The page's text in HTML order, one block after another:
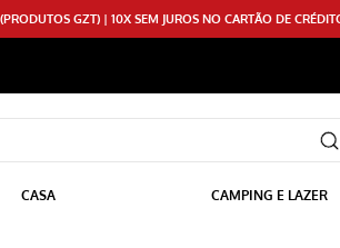
GZT) | 10X SEM JUROS NO CARTÃO DE
CASA CAMPING E LAZER